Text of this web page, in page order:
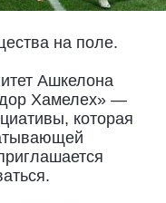
на поле.
Ашкелона
Хамелех» —
которая